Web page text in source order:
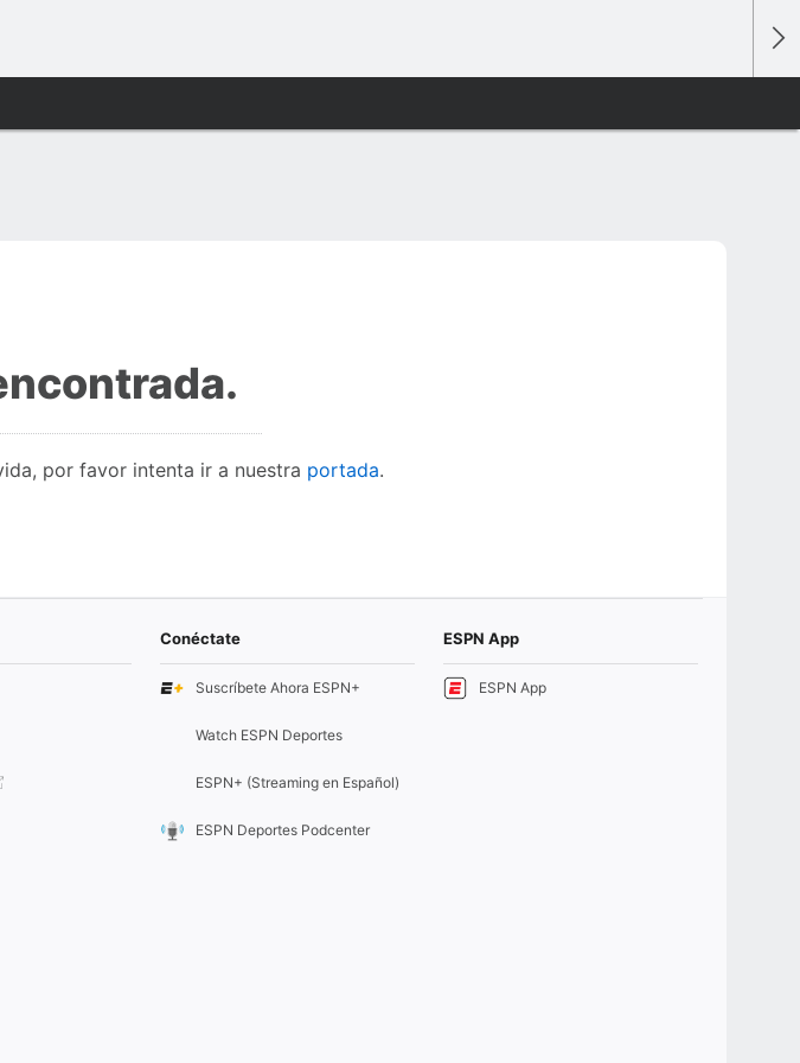
por favor intenta ir a nuestra portada.
Conéctate
Suscríbete Ahora ESPN+
Watch ESPN Deportes
ESPN+ (Streaming en Español)
ESPN Deportes Podcenter
ESPN App
ESPN App